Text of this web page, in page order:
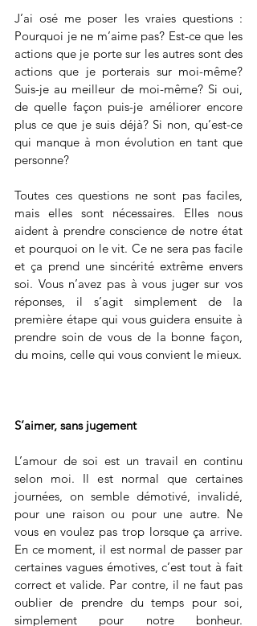
J’ai osé me poser les vraies questions :
Pourquoi je ne m’aime pas? Est-ce que les
actions que je porte sur les autres sont des
actions que je porterais sur moi-même?
Suis-je au meilleur de moi-même? Si oui,
de quelle façon puis-je améliorer encore
plus ce que je suis déjà? Si non, qu’est-ce
qui manque à mon évolution en tant que
personne?
Toutes ces questions ne sont pas faciles,
mais elles sont nécessaires. Elles nous
aident à prendre conscience de notre état
et pourquoi on le vit. Ce ne sera pas facile
et ça prend une sincérité extrême envers
soi. Vous n’avez pas à vous juger sur vos
réponses, il s’agit simplement de la
première étape qui vous guidera ensuite à
prendre soin de vous de la bonne façon,
du moins, celle qui vous convient le mieux.
S’aimer, sans jugement
L’amour de soi est un travail en continu
selon moi. Il est normal que certaines
journées, on semble démotivé, invalidé,
pour une raison ou pour une autre. Ne
vous en voulez pas trop lorsque ça arrive.
En ce moment, il est normal de passer par
certaines vagues émotives, c’est tout à fait
correct et valide. Par contre, il ne faut pas
oublier de prendre du temps pour soi,
simplement pour notre bonheur.